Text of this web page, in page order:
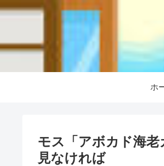
ホ
モス「アボカド海
見なければ